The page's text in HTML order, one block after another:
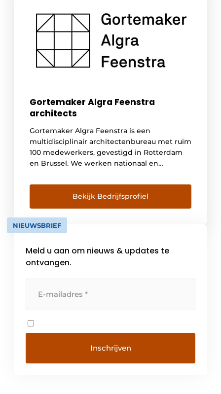
Gortemaker Algra Feenstra
architects
Gortemaker Algra Feenstra is een
multidisciplinair architectenbureau met ruim
100 medewerkers, gevestigd in Rotterdam
en Brussel. We werken nationaal en
in sectoren als zorg, onderwijs, overheid en
bedrijfsleven. Goede architectuur begint bij
het doorgronden van de vraag. Niet het
gebouw zelf, maar de mensen die het
gebouw gebruiken, staan bij ons […]
Bekijk Bedrijfsprofiel
NIEUWSBRIEF
Meld u aan om nieuws & updates te
ontvangen.